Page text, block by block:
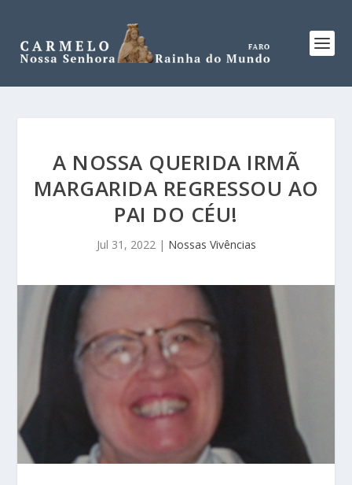
A NOSSA QUERIDA IRMÃ
MARGARIDA REGRESSOU AO
PAI DO CÉU!
Jul 31, 2022| Nossas Vivências